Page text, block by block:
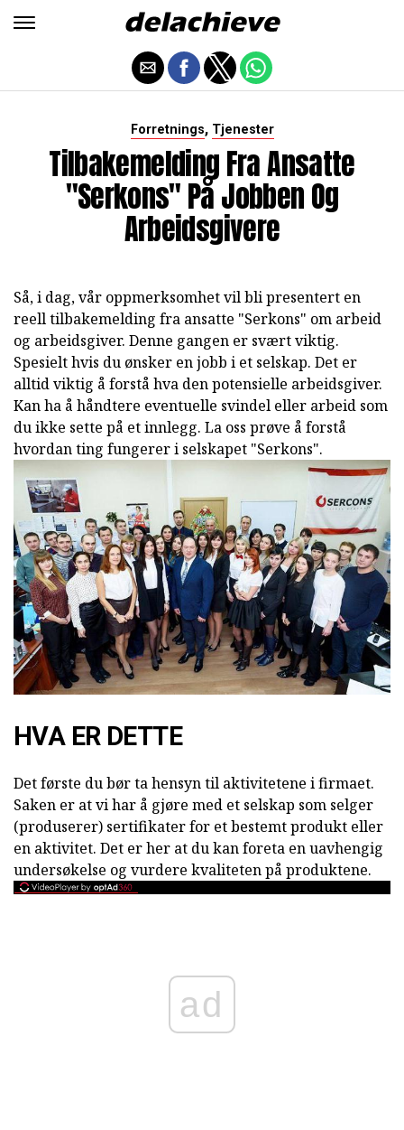
Forretnings, Tjenester
Tilbakemelding Fra Ansatte
"Serkons" På Jobben Og
Arbeidsgivere
Så, i dag, vår oppmerksomhet vil bli presentert en
reell tilbakemelding fra ansatte "Serkons" om arbeid
og arbeidsgiver. Denne gangen er svært viktig.
Spesielt hvis du ønsker en jobb i et selskap. Det er
alltid viktig å forstå hva den potensielle arbeidsgiver.
Kan ha å håndtere eventuelle svindel eller arbeid som
du ikke sette på et innlegg. La oss prøve å forstå
hvordan ting fungerer i selskapet "Serkons".
HVA ER DETTE
Det første du bør ta hensyn til aktivitetene i firmaet.
Saken er at vi har å gjøre med et selskap som selger
(produserer) sertifikater for et bestemt produkt eller
en aktivitet. Det er her at du kan foreta en uavhengig
undersøkelse og vurdere kvaliteten på produktene.
ad